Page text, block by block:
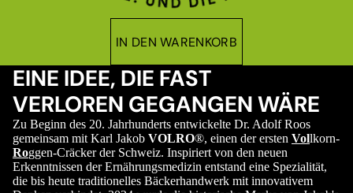
IN DEN WARENKORB
EINE IDEE, DIE FAST
VERLOREN GEGANGEN WÄRE
Zu Beginn des 20. Jahrhunderts entwickelte Dr. Adolf Roos
gemeinsam mit Karl Jakob VOLRO®, einen der ersten Vollkorn-
Roggen-Cräcker der Schweiz. Inspiriert von den neuen
Erkenntnissen der Ernährungsmedizin entstand eine Spezialität,
die bis heute traditionelles Bäckerhandwerk mit innovativem